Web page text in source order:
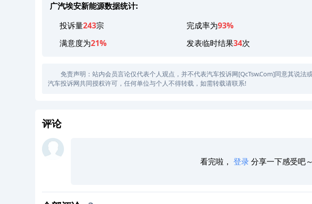
广汽埃安新能源数据统计:
投诉量243宗 完成率为93%
满意度为21% 发表临时结果34次
免责声明：站内会员言论仅代表个人观点，并不代表汽车投诉网[QcTsw.Com]同意其说法
汽车投诉网共同授权许可，任何单位与个人不得转载，如需转载请联系!
评论
看完啦， 登录分享一下感受吧～